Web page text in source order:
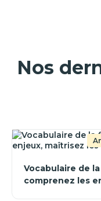
Nos
Vocabulaire de
comprenez les